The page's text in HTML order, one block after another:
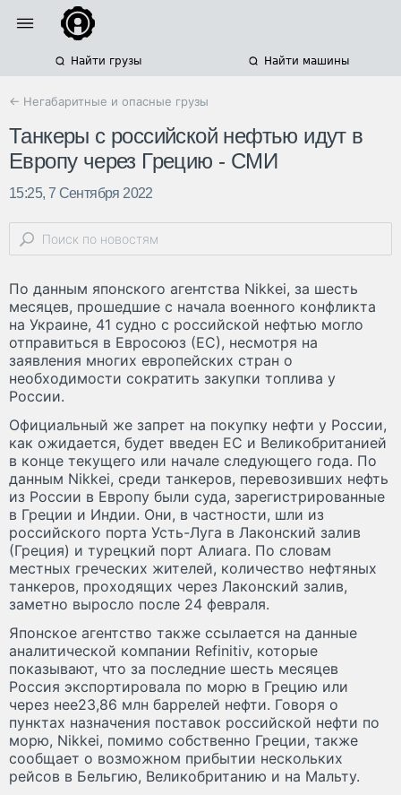
Найти грузы Найти машины
← Негабаритные и опасные грузы
Танкеры с российской нефтью идут в
Европу через Грецию - СМИ
15:25, 7 Сентября 2022
По данным японского агентства Nikkei, за шесть
месяцев, прошедшие с начала военного конфликта
на Украине, 41 судно с российской нефтью могло
отправиться в Евросоюз (ЕС), несмотря на
заявления многих европейских стран о
необходимости сократить закупки топлива у
России.
Официальный же запрет на покупку нефти у России,
как ожидается, будет введен ЕС и Великобританией
в конце текущего или начале следующего года. По
данным Nikkei, среди танкеров, перевозивших нефть
из России в Европу были суда, зарегистрированные
в Греции и Индии. Они, в частности, шли из
российского порта Усть-Луга в Лаконский залив
(Греция) и турецкий порт Алиага. По словам
местных греческих жителей, количество нефтяных
танкеров, проходящих через Лаконский залив,
заметно выросло после 24 февраля.
Японское агентство также ссылается на данные
аналитической компании Refinitiv, которые
показывают, что за последние шесть месяцев
Россия экспортировала по морю в Грецию или
через нее23,86 млн баррелей нефти. Говоря о
пунктах назначения поставок российской нефти по
морю, Nikkei, помимо собственно Греции, также
сообщает о возможном прибытии нескольких
рейсов в Бельгию, Великобританию и на Мальту.